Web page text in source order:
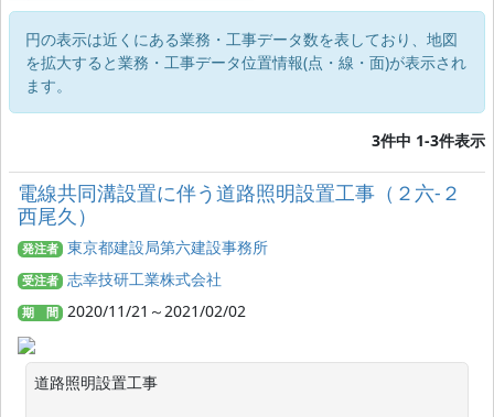
円の表示は近くにある業務・工事データ数を表しており、地図
を拡大すると業務・工事データ位置情報(点・線・面)が表示され
ます。
3件中 1-3件表示
電線共同溝設置に伴う道路照明設置工事（２六‐２
西尾久）
発注者 東京都建設局第六建設事務所
受注者 志幸技研工業株式会社
期 間 2020/11/21～2021/02/02
道路照明設置工事